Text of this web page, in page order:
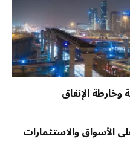
وخارطة الإنفاق
الأسواق والاستثمارات